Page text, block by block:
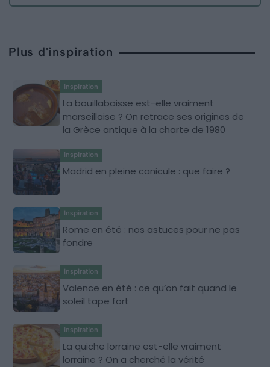
Plus d'inspiration
Inspiration
La bouillabaisse est-elle vraiment
marseillaise ? On retrace ses origines de
la Grèce antique à la charte de 1980
Inspiration
Madrid en pleine canicule : que faire ?
Inspiration
Rome en été : nos astuces pour ne pas
fondre
Inspiration
Valence en été : ce qu’on fait quand le
soleil tape fort
Inspiration
La quiche lorraine est-elle vraiment
lorraine ? On a cherché la vérité